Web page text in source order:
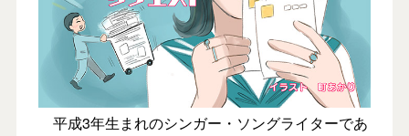
平成3年生まれのシンガー・ソングライターであ